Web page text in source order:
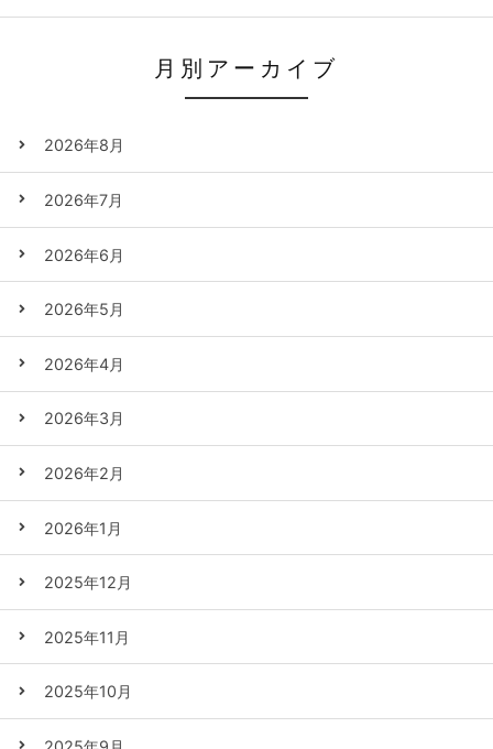
月別アーカイブ
2026年8月
2026年7月
2026年6月
2026年5月
2026年4月
2026年3月
2026年2月
2026年1月
2025年12月
2025年11月
2025年10月